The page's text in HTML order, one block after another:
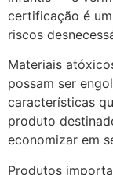
certificação é
riscos
Materiais
possam ser
características
produto
economizar em
Produtos